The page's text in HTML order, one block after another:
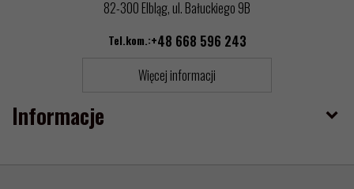
Informacje
82-300 Elbląg, ul. Bałuckiego 9B
Tel.kom.:+48 668 596 243
Więcej informacji